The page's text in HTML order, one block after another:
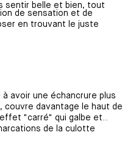
sentir belle et bien, tout
de sensation et de
en trouvant le juste
avoir une échancrure plus
couvre davantage le haut de
"carré" qui galbe et
de la culotte